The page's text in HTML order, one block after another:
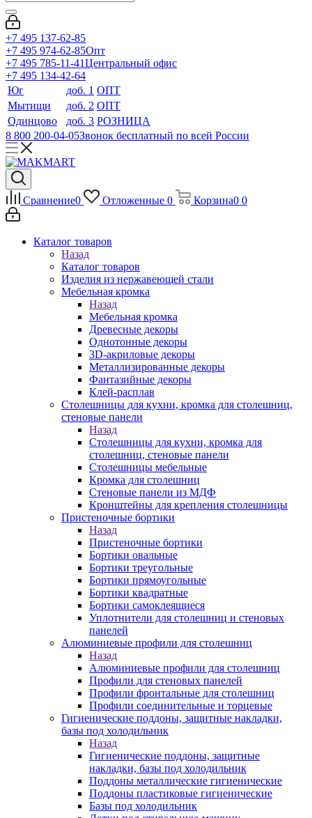
+7 495 137-62-85
+7 495 974-62-85Опт
+7 495 785-11-41Центральный офис
+7 495 134-42-64
Юг
доб. 1 ОПТ
Мытищи
доб. 2 ОПТ
Одинцово
доб. 3 РОЗНИЦА
8 800 200-04-05Звонок бесплатный по всей России
Сравнение0 Отложенные 0 Корзина0 0
Каталог товаров
Назад
Каталог товаров
Изделия из нержавеющей стали
Мебельная кромка
Назад
Мебельная кромка
Древесные декоры
Однотонные декоры
3D-акриловые декоры
Металлизированные декоры
Фантазийные декоры
Клей-расплав
Столешницы для кухни, кромка для столешниц,
стеновые панели
Назад
Столешницы для кухни, кромка для
столешниц, стеновые панели
Столешницы мебельные
Кромка для столешниц
Стеновые панели из МДФ
Кронштейны для крепления столешницы
Пристеночные бортики
Назад
Пристеночные бортики
Бортики овальные
Бортики треугольные
Бортики прямоугольные
Бортики квадратные
Бортики самоклеящиеся
Уплотнители для столешниц и стеновых
панелей
Алюминиевые профили для столешниц
Назад
Алюминиевые профили для столешниц
Профили для стеновых панелей
Профили фронтальные для столешниц
Профили соединительные и торцевые
Гигиенические поддоны, защитные накладки,
базы под холодильник
Назад
Гигиенические поддоны, защитные
накладки, базы под холодильник
Поддоны металлические гигиенические
Поддоны пластиковые гигиенические
Базы под холодильник